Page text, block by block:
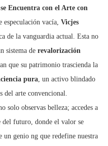
Encuentra con el Arte con
especulación vacía, Vicjes
de la vanguardia actual. Esta no
sistema de revalorización
que su patrimonio trascienda la
pura, un activo blindado
del arte convencional.
solo observas belleza; accedes a
del futuro, donde el valor se
genio ng que redefine nuestra